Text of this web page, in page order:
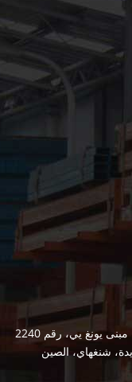
Add.: عنوان المكتب: الطابق الثاني عشر، مبنى يونغ يي، رقم 2240
شنغهاي، الصين